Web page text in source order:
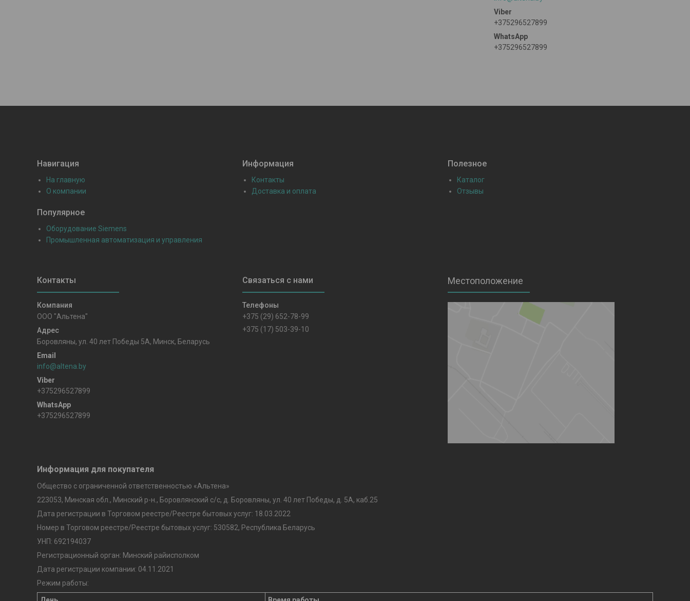
+375296527899
+375296527899
Навигация
На главную
О компании
Информация
Контакты
Доставка и оплата
Полезное
Каталог
Отзывы
Популярное
Оборудование Siemens
Промышленная автоматизация и управления
ООО "Альтена"
Боровляны, ул. 40 лет Победы 5A, Минск, Беларусь
info@altena.by
+375296527899
+375296527899
+375 (29) 652-78-99
+375 (17) 503-39-10
Информация для покупателя
Общество с ограниченной ответственностью «Альтена»
223053, Минская обл., Минский р-н., Боровлянский с/с, д. Боровляны, ул. 40 лет Победы, д. 5А, каб.25
Дата регистрации в Торговом реестре/Реестре бытовых услуг: 18.03.2022
Номер в Торговом реестре/Реестре бытовых услуг: 530582, Республика Беларусь
УНП: 692194037
Регистрационный орган: Минский райисполком
Дата регистрации компании: 04.11.2021
Режим работы: